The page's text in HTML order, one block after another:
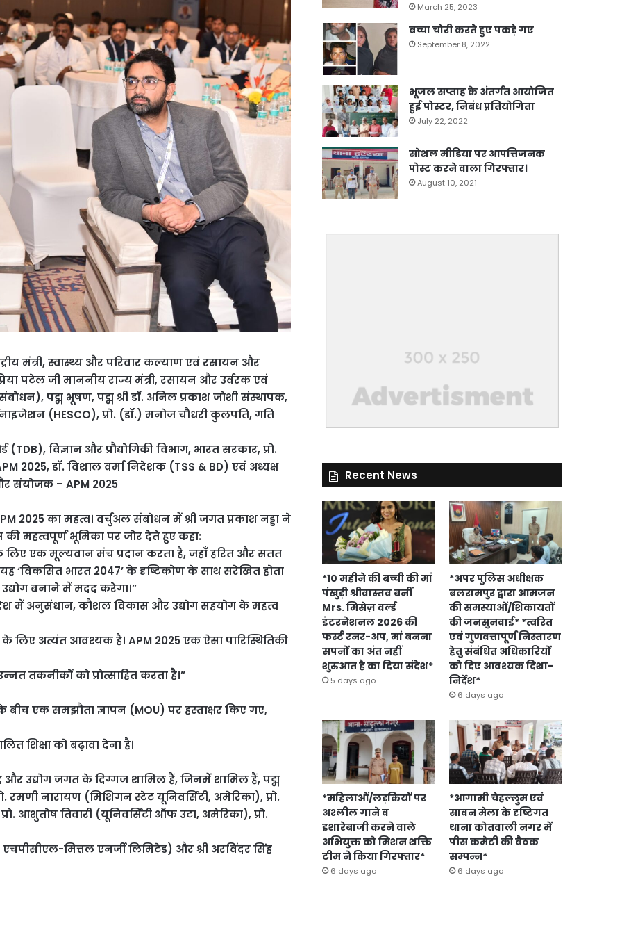
मंत्री, स्वास्थ्य और परिवार कल्याण एवं रसायन और
पटेल जी माननीय राज्य मंत्री, रसायन और उर्वरक एवं
पद्म भूषण, पद्म श्री डॉ. अनिल प्रकाश जोशी संस्थापक,
(HESCO), प्रो. (डॉ.) मनोज चौधरी कुलपति, गति
(TDB), विज्ञान और प्रौद्योगिकी विभाग, भारत सरकार, प्रो.
2025, डॉ. विशाल वर्मा निदेशक (TSS & BD) एवं अध्यक्ष
संयोजक – APM 2025
2025 का महत्व। वर्चुअल संबोधन में श्री जगत प्रकाश नड्डा ने
महत्वपूर्ण भूमिका पर जोर देते हुए कहा:
के लिए एक मूल्यवान मंच प्रदान करता है, जहाँ हरित और सतत
यह ‘विकसित भारत 2047’ के दृष्टिकोण के साथ सरेखित होता
बनाने में मदद करेगा।”
में अनुसंधान, कौशल विकास और उद्योग सहयोग के महत्व
लिए अत्यंत आवश्यक है। APM 2025 एक ऐसा पारिस्थितिकी
तकनीकों को प्रोत्साहित करता है।”
बीच एक समझौता ज्ञापन (MOU) पर हस्ताक्षर किए गए,
शिक्षा को बढ़ावा देना है।
और उद्योग जगत के दिग्गज शामिल हैं, जिनमें शामिल हैं, पद्म
रमणी नारायण (मिशिगन स्टेट यूनिवर्सिटी, अमेरिका), प्रो.
आशुतोष तिवारी (यूनिवर्सिटी ऑफ उटा, अमेरिका), प्रो.
मित्तल एनर्जी लिमिटेड) और श्री अरविंदर सिंह
March 25, 2023
बच्चा चोरी करते हुए पकड़े गए
September 8, 2022
भूजल सप्ताह के अंतर्गत आयोजित
हुई पोस्टर, निबंध प्रतियोगिता
July 22, 2022
सोशल मीडिया पर आपत्तिजनक
पोस्ट करने वाला गिरफ्तार।
August 10, 2021
Recent News
*10 महीने की बच्ची की मां
पंखुड़ी श्रीवास्तव बनीं
Mrs. मिसेज़ वर्ल्ड
इंटरनेशनल 2026 की
फर्स्ट रनर-अप, मां बनना
सपनों का अंत नहीं
शुरुआत है का दिया संदेश*
5 days ago
*अपर पुलिस अधीक्षक
बलरामपुर द्वारा आमजन
की समस्याओं/शिकायतों
की जनसुनवाई* *त्वरित
एवं गुणवत्तापूर्ण निस्तारण
हेतु संबंधित अधिकारियों
को दिए आवश्यक दिशा-
निर्देश*
6 days ago
*महिलाओं/लड़कियों पर
अश्लील गाने व
इशारेबाजी करने वाले
अभियुक्त को मिशन शक्ति
टीम ने किया गिरफ्तार*
6 days ago
*आगामी चेहल्लुम एवं
सावन मेला के दृष्टिगत
थाना कोतवाली नगर में
पीस कमेटी की बैठक
सम्पन्न*
6 days ago